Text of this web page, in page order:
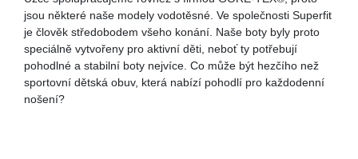
jsou některé naše modely vodotěsné. Ve společnosti Superfit
je člověk středobodem všeho konání. Naše boty byly proto
speciálně vytvořeny pro aktivní děti, neboť ty potřebují
pohodlné a stabilní boty nejvíce. Co může být hezčího než
sportovní dětská obuv, která nabízí pohodlí pro každodenní
nošení?